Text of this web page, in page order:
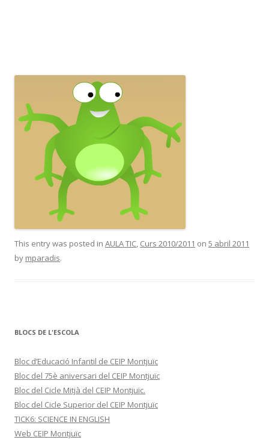
This entry was posted in AULA TIC, Curs 2010/2011 on 5 abril 2011
by mparadis.
BLOCS DE L'ESCOLA
Bloc d’Educació Infantil de CEIP Montjuïc
Bloc del 75è aniversari del CEIP Montjuïc
Bloc del Cicle Mitjà del CEIP Montjuïc.
Bloc del Cicle Superior del CEIP Montjuïc
TICK6: SCIENCE IN ENGLISH
Web CEIP Montjuïc